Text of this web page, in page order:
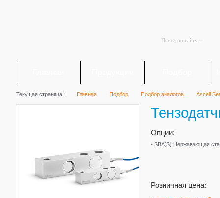
Текущая страница: Главная Подбор Подбор аналогов Ascell
Опции:
- SBA(S) Нержавеющая
Розничная цена: